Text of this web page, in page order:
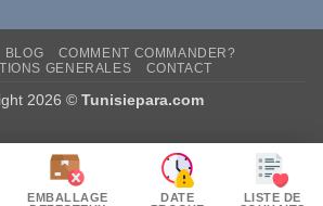
BLOG
COMMENT COMMANDER?
GENERALES
CONTACT
2026 © Tunisiepara.com
EMBALLAGE
DATE
LISTE DE